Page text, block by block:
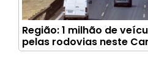
Região: 1 milhão de
pelas rodovias neste